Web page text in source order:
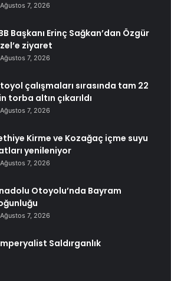
Ağustos 7, 2026
Başkanı Erinç Sağkan’dan Özgür
ziyaret
Ağustos 7, 2026
çalışmaları sırasında tam 22
torba altın çıkarıldı
Ağustos 7, 2026
Kirme ve Kozağaç içme suyu
yenileniyor
Ağustos 7, 2026
Otoyolu’nda Bayram
Ağustos 7, 2026
Saldırganlık